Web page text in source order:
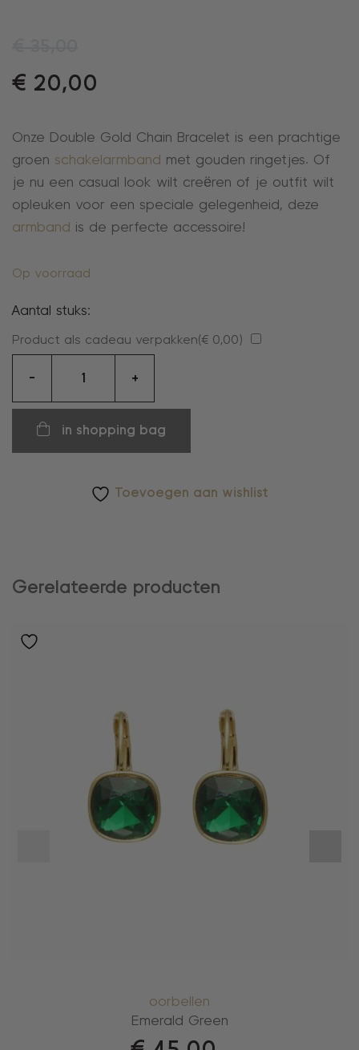
€ 20,00
Onze Double Gold Chain Bracelet is een prachtige
groen schakelarmband met gouden ringetjes. Of
je nu een casual look wilt creëren of je outfit wilt
opleuken voor een speciale gelegenheid, deze
armband is de perfecte accessoire!
Op voorraad
Aantal stuks:
Product als cadeau verpakken(€ 0,00)
-
aantal
+
in shopping bag
Toevoegen aan wishlist
Gerelateerde producten
oorbellen
Emerald Green